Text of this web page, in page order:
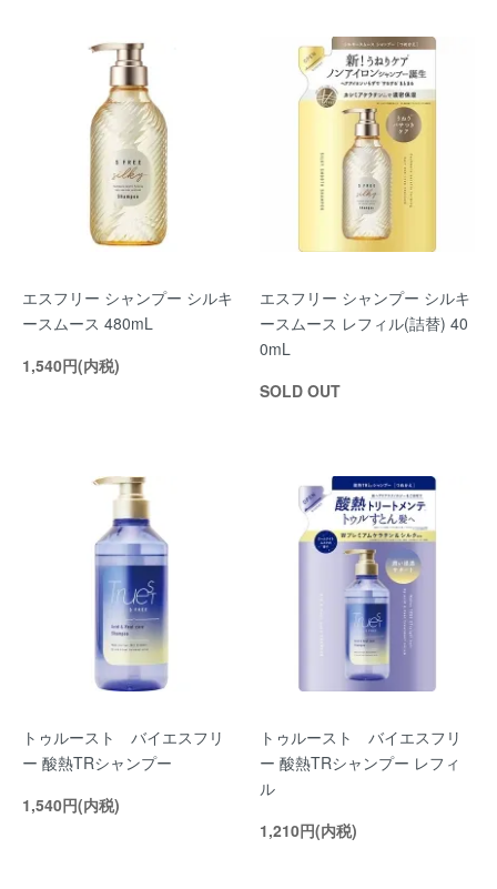
エスフリー シャンプー シルキ
ースムース 480mL
1,540円(内税)
エスフリー シャンプー シルキ
ースムース レフィル(詰替) 40
0mL
SOLD OUT
トゥルースト バイエスフリ
ー 酸熱TRシャンプー
1,540円(内税)
トゥルースト バイエスフリ
ー 酸熱TRシャンプー レフィ
ル
1,210円(内税)